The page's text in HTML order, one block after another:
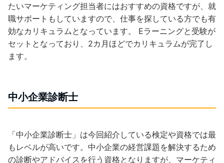
たいマーケティング担当者にはおすすめの資格ですが、就
職サポートもしていますので、仕事を探している方でも有
効なカリキュラムとなっています。 Eラーニングと受験が
セットとなっており、2カ月ほどでカリキュラムが完了し
ます。
中小企業診断士
「中小企業診断士」は今回紹介している検定や資格では最
もレベルが高いです。中小企業の経営課題を解決するため
の診断やアドバイスを行う資格となりますが、マーケティ